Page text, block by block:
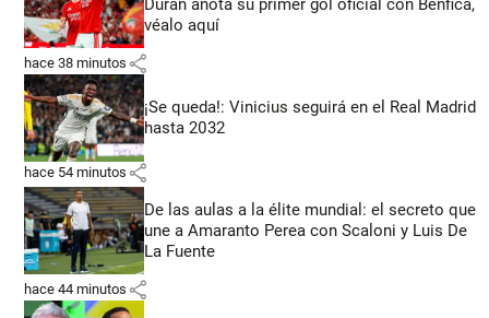
véalo aquí
hace 38 minutos share
¡Se queda!: Vinicius seguirá en el Real Madrid
hasta 2032
hace 54 minutos share
De las aulas a la élite mundial: el secreto que
une a Amaranto Perea con Scaloni y Luis De
La Fuente
hace 44 minutos share